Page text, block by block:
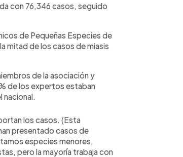
con 76,346 casos, seguido
de Pequeñas Especies de
mitad de los casos de miasis
de la asociación y
de los expertos estaban
los casos. (Esta
presentado casos de
especies menores,
pero la mayoría trabaja con